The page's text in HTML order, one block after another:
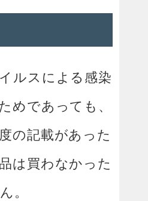
ルスによる感染
めであっても、
の記載があった
は買わなかった
。